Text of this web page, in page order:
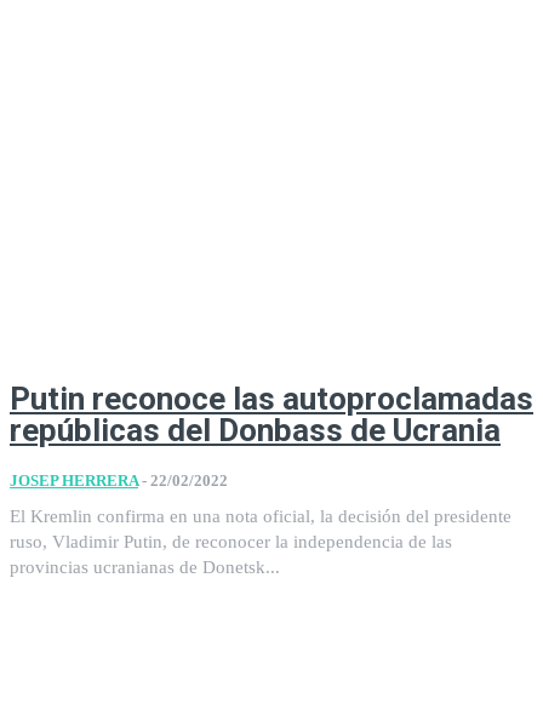
Putin reconoce las autoproclamadas
repúblicas del Donbass de Ucrania
JOSEP HERRERA - 22/02/2022
El Kremlin confirma en una nota oficial, la decisión del presidente
ruso, Vladimir Putin, de reconocer la independencia de las
provincias ucranianas de Donetsk...